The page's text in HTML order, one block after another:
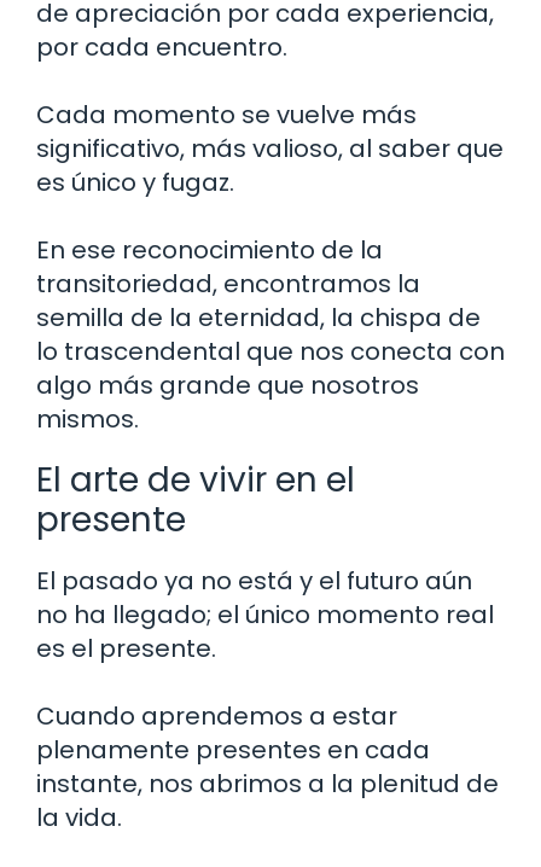
de apreciación por cada experiencia,
por cada encuentro.
Cada momento se vuelve más
significativo, más valioso, al saber que
es único y fugaz.
En ese reconocimiento de la
transitoriedad, encontramos la
semilla de la eternidad, la chispa de
lo trascendental que nos conecta con
algo más grande que nosotros
mismos.
El arte de vivir en el
presente
El pasado ya no está y el futuro aún
no ha llegado; el único momento real
es el presente.
Cuando aprendemos a estar
plenamente presentes en cada
instante, nos abrimos a la plenitud de
la vida.